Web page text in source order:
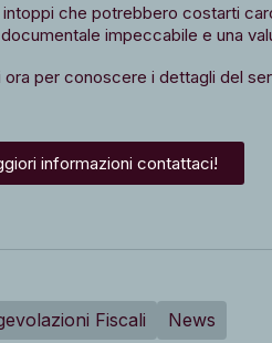
intoppi che potrebbero costarti
impeccabile e una
per conoscere i dettagli del
informazioni contattaci!
Fiscali News